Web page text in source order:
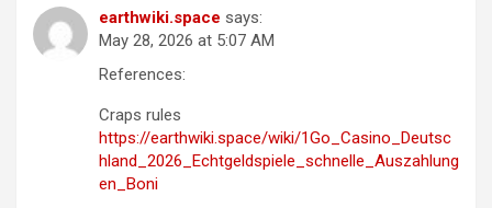
earthwiki.space says:
May 28, 2026 at 5:07 AM
References:
Craps rules
https://earthwiki.space/wiki/1Go_Casino_Deutsc
hland_2026_Echtgeldspiele_schnelle_Auszahlung
en_Boni